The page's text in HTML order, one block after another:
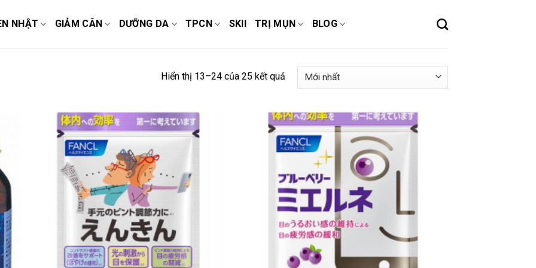
NHẬT GIẢM CÂN DƯỠNG DA TPCN SKII TRỊ MỤN BLOG
Hiển thị 13–24 của 25 kết quả